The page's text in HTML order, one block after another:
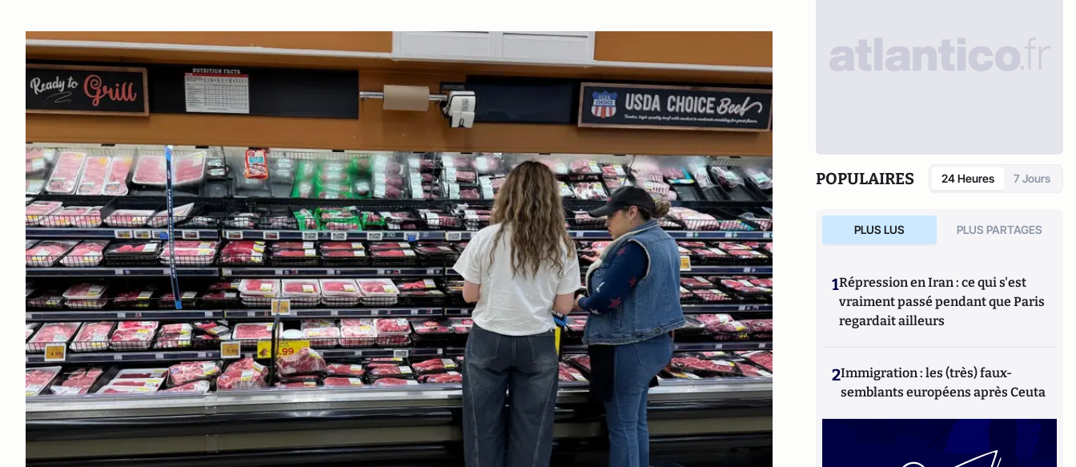
POPULAIRES 24 Heures 7 Jours
PLUS LUS PLUS PARTAGES
1Répression en Iran : ce qui s'est
vraiment passé pendant que Paris
regardait ailleurs
2Immigration : les (très) faux-
semblants européens après Ceuta